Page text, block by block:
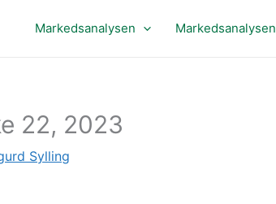
Markedsanalysen
22, 2023
Sylling